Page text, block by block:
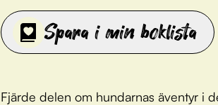
Spara i min boklista
Fjärde delen om hundarnas äventyr i